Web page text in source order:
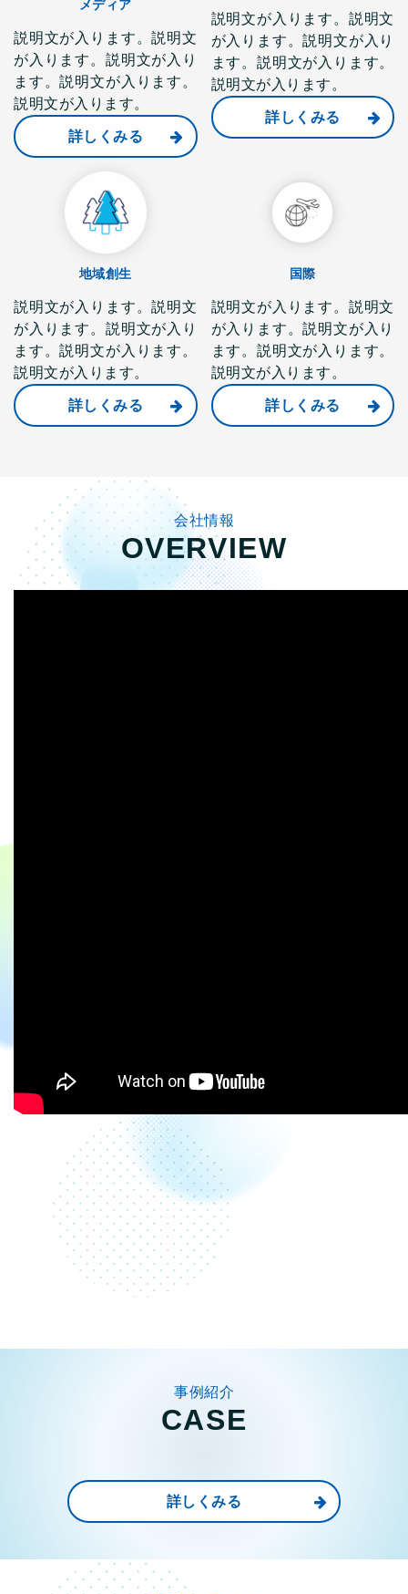
メディア
説明文が入ります。説明文
が入ります。説明文が入り
ます。説明文が入ります。
説明文が入ります。
詳しくみる
説明文が入ります。説明文
が入ります。説明文が入り
ます。説明文が入ります。
説明文が入ります。
詳しくみる
地域創生
説明文が入ります。説明文
が入ります。説明文が入り
ます。説明文が入ります。
説明文が入ります。
詳しくみる
国際
説明文が入ります。説明文
が入ります。説明文が入り
ます。説明文が入ります。
説明文が入ります。
詳しくみる
会社情報
OVERVIEW
事例紹介
CASE
詳しくみる